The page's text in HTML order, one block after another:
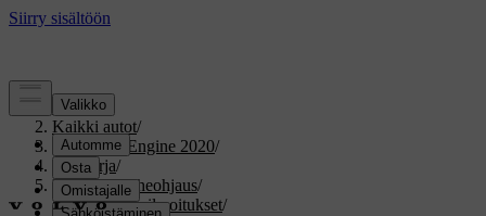
Tuki/
Kaikki autot/
V60 Twin Engine 2020/
Ohjekirja/
Näytöt ja puheohjaus/
Symbolit ja ilmoitukset/